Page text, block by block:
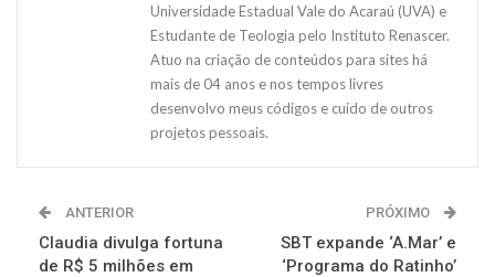
Universidade Estadual Vale do Acaraú (UVA) e
Estudante de Teologia pelo Instituto Renascer.
Atuo na criação de conteúdos para sites há
mais de 04 anos e nos tempos livres
desenvolvo meus códigos e cuido de outros
projetos pessoais.
ANTERIOR
Claudia divulga fortuna
de R$ 5 milhões em
PRÓXIMO
SBT expande ‘A.Mar’ e
‘Programa do Ratinho’